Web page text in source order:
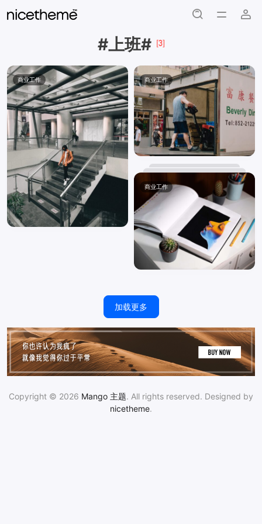
#上班# [3]
商业工作 商业工作
商业工作
加载更多
Copyright © 2026 Mango 主题. All rights reserved. Designed by
nicetheme.